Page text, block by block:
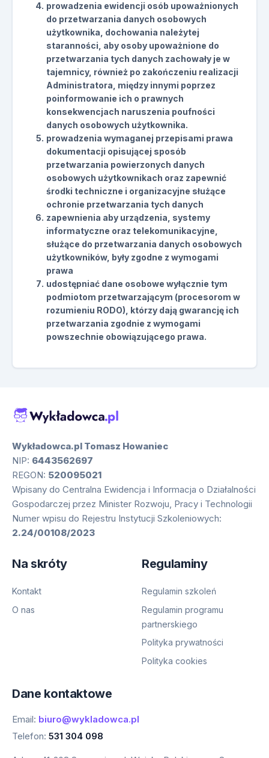
prowadzenia ewidencji osób upoważnionych
do przetwarzania danych osobowych
użytkownika, dochowania należytej
staranności, aby osoby upoważnione do
przetwarzania tych danych zachowały je w
tajemnicy, również po zakończeniu realizacji
Administratora, między innymi poprzez
poinformowanie ich o prawnych
konsekwencjach naruszenia poufności
danych osobowych użytkownika.
prowadzenia wymaganej przepisami prawa
dokumentacji opisującej sposób
przetwarzania powierzonych danych
osobowych użytkownikach oraz zapewnić
środki techniczne i organizacyjne służące
ochronie przetwarzania tych danych
zapewnienia aby urządzenia, systemy
informatyczne oraz telekomunikacyjne,
służące do przetwarzania danych osobowych
użytkowników, były zgodne z wymogami
prawa
udostępniać dane osobowe wyłącznie tym
podmiotom przetwarzającym (procesorom w
rozumieniu RODO), którzy dają gwarancję ich
przetwarzania zgodnie z wymogami
powszechnie obowiązującego prawa.
Wykładowca.pl Tomasz Howaniec
NIP: 6443562697
REGON: 520095021
Wpisany do Centralna Ewidencja i Informacja o Działalności
Gospodarczej przez Minister Rozwoju, Pracy i Technologii
Numer wpisu do Rejestru Instytucji Szkoleniowych:
2.24/00108/2023
Na skróty
Kontakt
O nas
Regulaminy
Regulamin szkoleń
Regulamin programu
partnerskiego
Polityka prywatności
Polityka cookies
Dane kontaktowe
Email: biuro@wykladowca.pl
Telefon: 531 304 098